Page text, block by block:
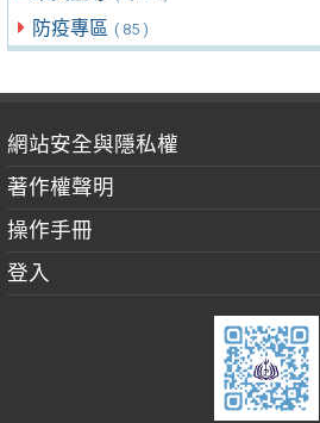
防疫專區 ( 85 )
網站安全與隱私權
著作權聲明
操作手冊
登入